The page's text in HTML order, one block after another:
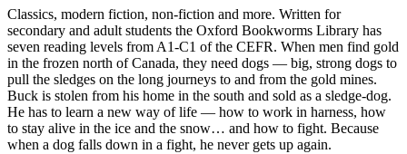
Classics, modern fiction, non-fiction and more. Written for
secondary and adult students the Oxford Bookworms Library has
seven reading levels from A1-C1 of the CEFR. When men find gold
in the frozen north of Canada, they need dogs — big, strong dogs to
pull the sledges on the long journeys to and from the gold mines.
Buck is stolen from his home in the south and sold as a sledge-dog.
He has to learn a new way of life — how to work in harness, how
to stay alive in the ice and the snow… and how to fight. Because
when a dog falls down in a fight, he never gets up again.